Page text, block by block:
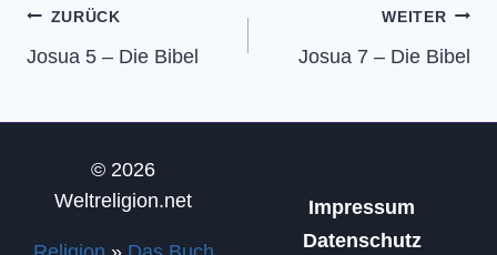
Beitragsnavigation
ZURÜCK
Josua 5 – Die Bibel
WEITER
Josua 7 – Die Bibel
© 2026
Weltreligion.net
Impressum
Datenschutz